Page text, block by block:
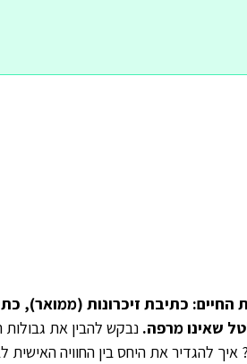
כתיבת זיכרונות (ממואר),
שאינו מרפה. נבקש להבין את גבולות
להגדיר את היחס בין החוויה האישית